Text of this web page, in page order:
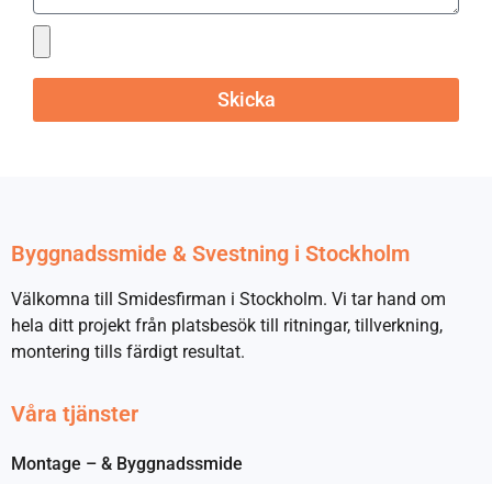
Skicka
Byggnadssmide & Svestning i Stockholm
Välkomna till Smidesfirman i Stockholm. Vi tar hand om
hela ditt projekt från platsbesök till ritningar, tillverkning,
montering tills färdigt resultat.
Våra tjänster
Montage – & Byggnadssmide